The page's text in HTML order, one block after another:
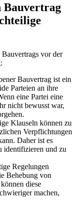
Bauvertrag
vor der
Bauvertrag ist ein
Parteien an ihre
eine Partei eine
nicht bewusst war,
Klauseln können zu
Verpflichtungen
Daher ist es
identifizieren und zu
Regelungen
Behebung von
diese
machen,